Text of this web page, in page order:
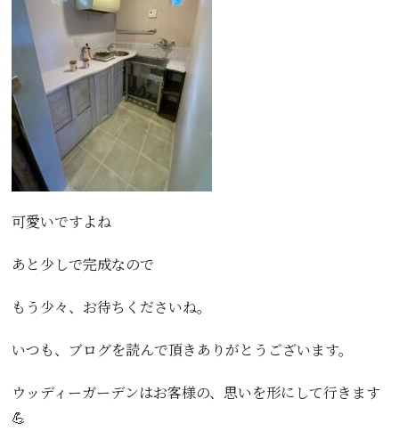
可愛いですよね
あと少しで完成なので
もう少々、お待ちくださいね。
いつも、ブログを読んで頂きありがとうございます。
ウッディーガーデンはお客様の、思いを形にして行きます
💪